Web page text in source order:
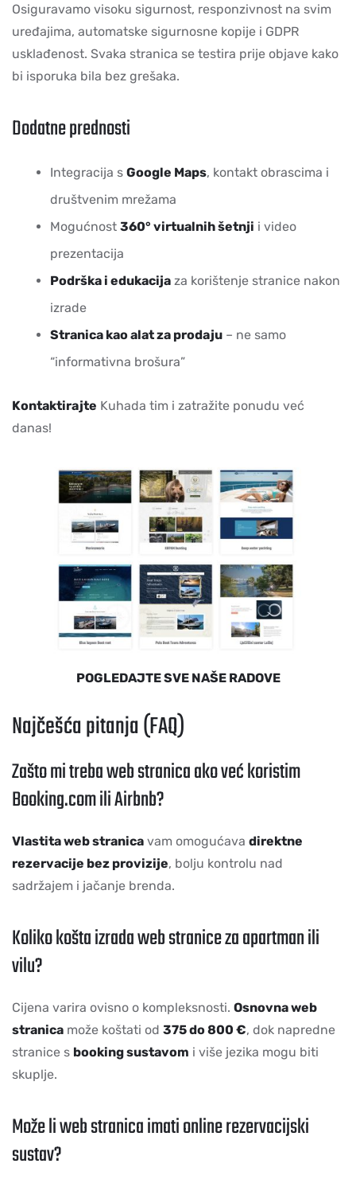
Osiguravamo visoku sigurnost, responzivnost na svim
uređajima, automatske sigurnosne kopije i GDPR
usklađenost. Svaka stranica se testira prije objave kako
bi isporuka bila bez grešaka.
Dodatne prednosti
Integracija s Google Maps, kontakt obrascima i
društvenim mrežama
Mogućnost 360° virtualnih šetnji i video
prezentacija
Podrška i edukacija za korištenje stranice nakon
izrade
Stranica kao alat za prodaju – ne samo
“informativna brošura”
Kontaktirajte Kuhada tim i zatražite ponudu već
danas!
POGLEDAJTE SVE NAŠE RADOVE
Najčešća pitanja (FAQ)
Zašto mi treba web stranica ako već koristim
Booking.com ili Airbnb?
Vlastita web stranica vam omogućava direktne
rezervacije bez provizije, bolju kontrolu nad
sadržajem i jačanje brenda.
Koliko košta izrada web stranice za apartman ili
vilu?
Cijena varira ovisno o kompleksnosti. Osnovna web
stranica može koštati od 375 do 800 €, dok napredne
stranice s booking sustavom i više jezika mogu biti
skuplje.
Može li web stranica imati online rezervacijski
sustav?